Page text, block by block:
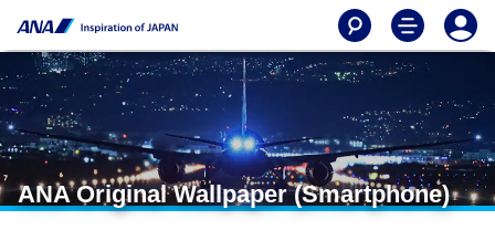
ANA Original Wallpaper (Smartphone)